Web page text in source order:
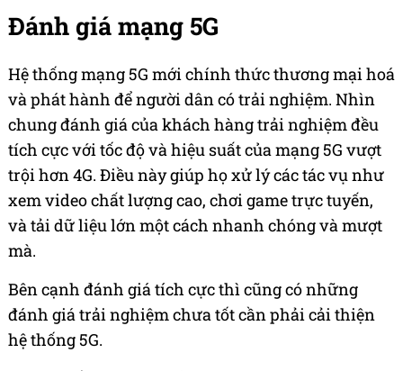
Đánh giá mạng 5G
Hệ thống mạng 5G mới chính thức thương mại hoá
và phát hành để người dân có trải nghiệm. Nhìn
chung đánh giá của khách hàng trải nghiệm đều
tích cực với tốc độ và hiệu suất của mạng 5G vượt
trội hơn 4G. Điều này giúp họ xử lý các tác vụ như
xem video chất lượng cao, chơi game trực tuyến,
và tải dữ liệu lớn một cách nhanh chóng và mượt
mà.
Bên cạnh đánh giá tích cực thì cũng có những
đánh giá trải nghiệm chưa tốt cần phải cải thiện
hệ thống 5G.